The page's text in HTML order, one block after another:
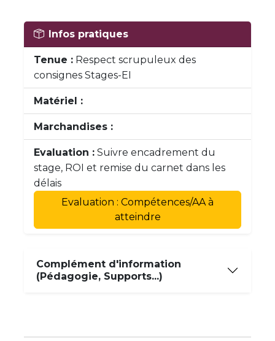
Infos pratiques
Tenue : Respect scrupuleux des
consignes Stages-EI
Matériel :
Marchandises :
Evaluation : Suivre encadrement du
stage, ROI et remise du carnet dans les
délais
Evaluation : Compétences/AA à
atteindre
Complément d'information
(Pédagogie, Supports...)